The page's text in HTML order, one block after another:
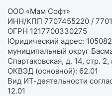
ООО «Мам Софт»
ИНН/КПП 7707455220 /
ОГРН 1217700330275
Юридический адрес:
муниципальный округ
Спартаковская, д. 14, стр.
ОКВЭД (основной): 62.01
Вид ИТ-деятельности
12.01